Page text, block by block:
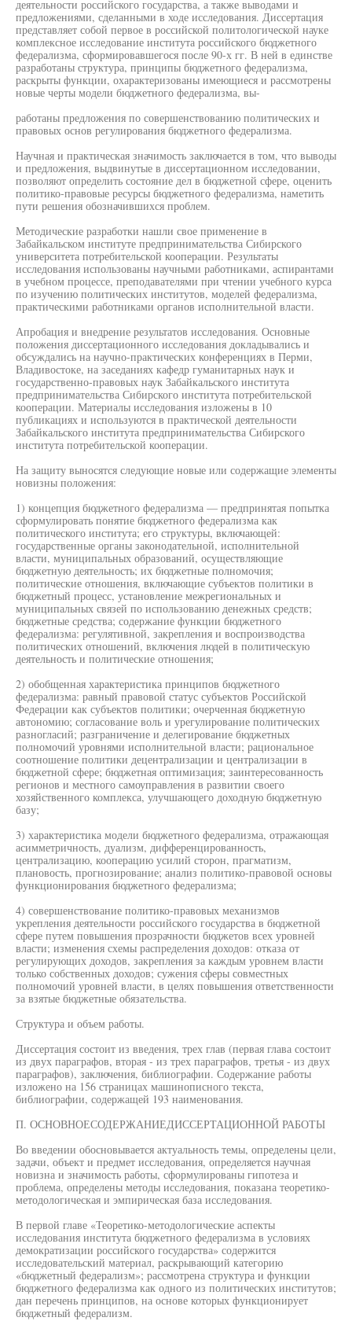
деятельности российского государства, а также выводами и
предложениями, сделанными в ходе исследования. Диссертация
представляет собой первое в российской политологической науке
комплексное исследование института российского бюджетного
федерализма, сформировавшегося после 90-х гг. В ней в единстве
разработаны структура, принципы бюджетного федерализма,
раскрыты функции, охарактеризованы имеющиеся и рассмотрены
новые черты модели бюджетного федерализма, вы-
работаны предложения по совершенствованию политических и
правовых основ регулирования бюджетного федерализма.
Научная и практическая значимость заключается в том, что выводы
и предложения, выдвинутые в диссертационном исследовании,
позволяют определить состояние дел в бюджетной сфере, оценить
политико-правовые ресурсы бюджетного федерализма, наметить
пути решения обозначившихся проблем.
Методические разработки нашли свое применение в
Забайкальском институте предпринимательства Сибирского
университета потребительской кооперации. Результаты
исследования использованы научными работниками, аспирантами
в учебном процессе, преподавателями при чтении учебного курса
по изучению политических институтов, моделей федерализма,
практическими работниками органов исполнительной власти.
Апробация и внедрение результатов исследования. Основные
положения диссертационного исследования докладывались и
обсуждались на научно-практических конференциях в Перми,
Владивостоке, на заседаниях кафедр гуманитарных наук и
государственно-правовых наук Забайкальского института
предпринимательства Сибирского института потребительской
кооперации. Материалы исследования изложены в 10
публикациях и используются в практической деятельности
Забайкальского института предпринимательства Сибирского
института потребительской кооперации.
На защиту выносятся следующие новые или содержащие элементы
новизны положения:
1) концепция бюджетного федерализма — предпринятая попытка
сформулировать понятие бюджетного федерализма как
политического института; его структуры, включающей:
государственные органы законодательной, исполнительной
власти, муниципальных образований, осуществляющие
бюджетную деятельность; их бюджетные полномочия;
политические отношения, включающие субъектов политики в
бюджетный процесс, установление межрегиональных и
муниципальных связей по использованию денежных средств;
бюджетные средства; содержание функции бюджетного
федерализма: регулятивной, закрепления и воспроизводства
политических отношений, включения людей в политическую
деятельность и политические отношения;
2) обобщенная характеристика принципов бюджетного
федерализма: равный правовой статус субъектов Российской
Федерации как субъектов политики; очерченная бюджетную
автономию; согласование воль и урегулирование политических
разногласий; разграничение и делегирование бюджетных
полномочий уровнями исполнительной власти; рациональное
соотношение политики децентрализации и централизации в
бюджетной сфере; бюджетная оптимизация; заинтересованность
регионов и местного самоуправления в развитии своего
хозяйственного комплекса, улучшающего доходную бюджетную
базу;
3) характеристика модели бюджетного федерализма, отражающая
асимметричность, дуализм, дифференцированность,
централизацию, кооперацию усилий сторон, прагматизм,
плановость, прогнозирование; анализ политико-правовой основы
функционирования бюджетного федерализма;
4) совершенствование политико-правовых механизмов
укрепления деятельности российского государства в бюджетной
сфере путем повышения прозрачности бюджетов всех уровней
власти; изменения схемы распределения доходов: отказа от
регулирующих доходов, закрепления за каждым уровнем власти
только собственных доходов; сужения сферы совместных
полномочий уровней власти, в целях повышения ответственности
за взятые бюджетные обязательства.
Структура и объем работы.
Диссертация состоит из введения, трех глав (первая глава состоит
из двух параграфов, вторая - из трех параграфов, третья - из двух
параграфов), заключения, библиографии. Содержание работы
изложено на 156 страницах машинописного текста,
библиографии, содержащей 193 наименования.
П. ОСНОВНОЕСОДЕРЖАНИЕДИССЕРТАЦИОННОЙ РАБОТЫ
Во введении обосновывается актуальность темы, определены цели,
задачи, объект и предмет исследования, определяется научная
новизна и значимость работы, сформулированы гипотеза и
проблема, определены методы исследования, показана теоретико-
методологическая и эмпирическая база исследования.
В первой главе «Теоретико-методологические аспекты
исследования института бюджетного федерализма в условиях
демократизации российского государства» содержится
исследовательский материал, раскрывающий категорию
«бюджетный федерализм»; рассмотрена структура и функции
бюджетного федерализма как одного из политических институтов;
дан перечень принципов, на основе которых функционирует
бюджетный федерализм.